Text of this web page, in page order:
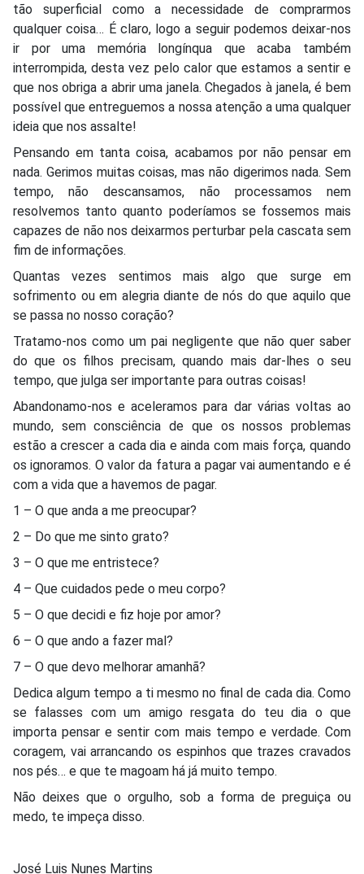
tão superficial como a necessidade de comprarmos
qualquer coisa… É claro, logo a seguir podemos deixar-nos
ir por uma memória longínqua que acaba também
interrompida, desta vez pelo calor que estamos a sentir e
que nos obriga a abrir uma janela. Chegados à janela, é bem
possível que entreguemos a nossa atenção a uma qualquer
ideia que nos assalte!
Pensando em tanta coisa, acabamos por não pensar em
nada. Gerimos muitas coisas, mas não digerimos nada. Sem
tempo, não descansamos, não processamos nem
resolvemos tanto quanto poderíamos se fossemos mais
capazes de não nos deixarmos perturbar pela cascata sem
fim de informações.
Quantas vezes sentimos mais algo que surge em
sofrimento ou em alegria diante de nós do que aquilo que
se passa no nosso coração?
Tratamo-nos como um pai negligente que não quer saber
do que os filhos precisam, quando mais dar-lhes o seu
tempo, que julga ser importante para outras coisas!
Abandonamo-nos e aceleramos para dar várias voltas ao
mundo, sem consciência de que os nossos problemas
estão a crescer a cada dia e ainda com mais força, quando
os ignoramos. O valor da fatura a pagar vai aumentando e é
com a vida que a havemos de pagar.
1 – O que anda a me preocupar?
2 – Do que me sinto grato?
3 – O que me entristece?
4 – Que cuidados pede o meu corpo?
5 – O que decidi e fiz hoje por amor?
6 – O que ando a fazer mal?
7 – O que devo melhorar amanhã?
Dedica algum tempo a ti mesmo no final de cada dia. Como
se falasses com um amigo resgata do teu dia o que
importa pensar e sentir com mais tempo e verdade. Com
coragem, vai arrancando os espinhos que trazes cravados
nos pés… e que te magoam há já muito tempo.
Não deixes que o orgulho, sob a forma de preguiça ou
medo, te impeça disso.
José Luis Nunes Martins